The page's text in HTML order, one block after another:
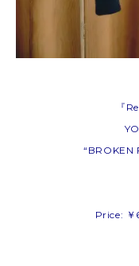
『
“BROKEN
Price: